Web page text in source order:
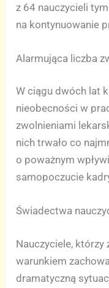
z 64 nauczycieli
na kontynuowanie
Alarmująca liczba
W ciągu dwóch lat
nieobecności w
zwolnieniami
nich trwało co
o poważnym
samopoczucie
Świadectwa
Nauczyciele,
warunkiem
dramatyczną